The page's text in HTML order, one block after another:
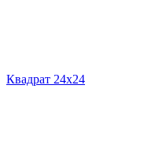
Квадрат 24х24